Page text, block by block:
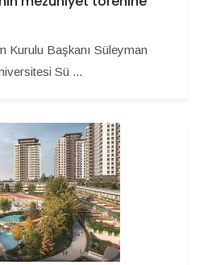
Kurulu Başkanı Süleyman
Sü ...